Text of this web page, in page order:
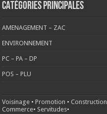
CATÉGORIES PRINCIPALES
AMENAGEMENT – ZAC
ENVIRONNEMENT
PC – PA – DP
POS – PLU
Voisinage •Promotion •Construction
Commerce• Servitudes•